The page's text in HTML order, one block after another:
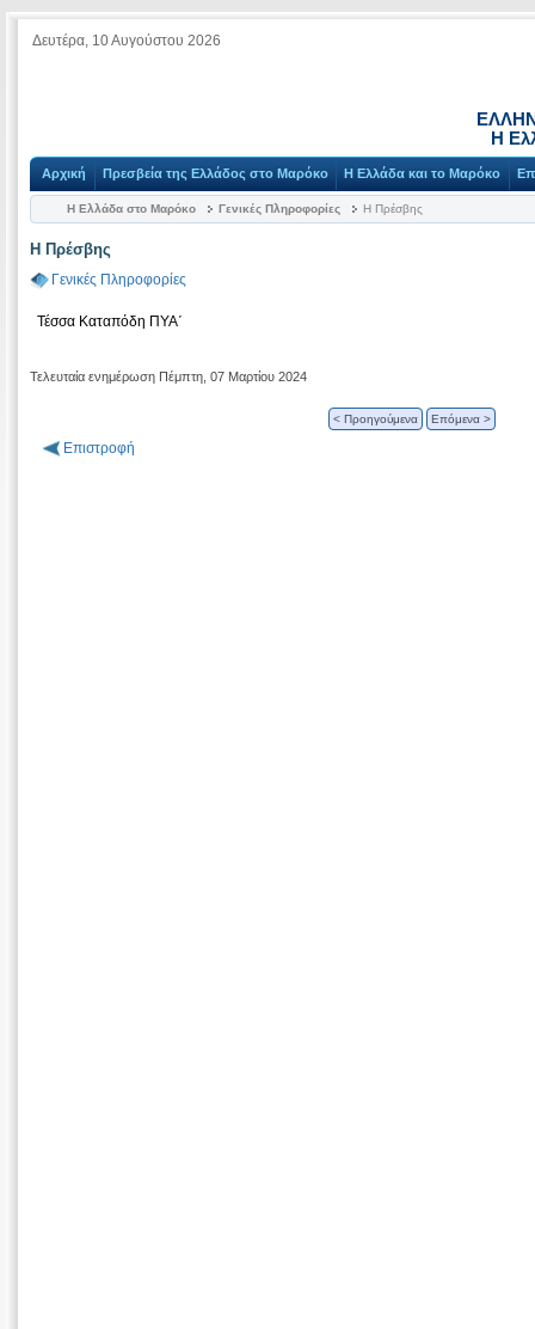
Δευτέρα, 10 Αυγούστου 2026
Η
Αρχική Πρεσβεία της Ελλάδος στο Μαρόκο Η Ελλάδα και το Μαρόκο
Η Ελλάδα στο Μαρόκο Γενικές Πληροφορίες Η Πρέσβης
Η Πρέσβης
Γενικές Πληροφορίες
Τέσσα Καταπόδη ΠΥΑ΄
Τελευταία ενημέρωση Πέμπτη, 07 Μαρτίου 2024
< Προηγούμενα Επόμενα >
Επιστροφή